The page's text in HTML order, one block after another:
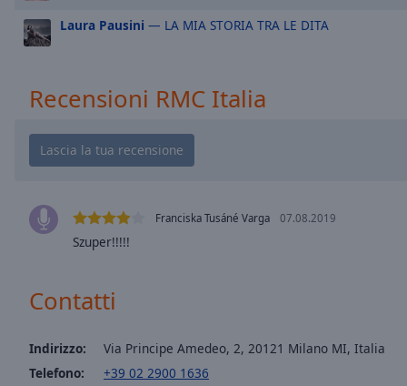
Text
Color
Caption
Background
Color
Laura Pausini — LA MIA STORIA TRA LE DITA
Recensioni RMC Italia
Franciska Tusáné Varga 07.08.2019
Szuper!!!!!
Contatti
Indirizzo:
Via Principe Amedeo, 2, 20121 Milano MI, Italia
Telefono:
+39 02 2900 1636